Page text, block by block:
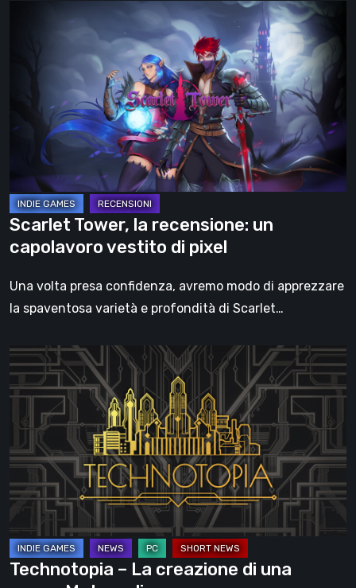
capolavoro
vestito
pixel
Scarlet Tower, la recensione: un
capolavoro vestito di pixel
Una volta presa confidenza, avremo modo di apprezzare
la spaventosa varietà e profondità di Scarlet…
Technotopia
–
La
creazione
una
nuova
Metropoli
Technotopia – La creazione di una